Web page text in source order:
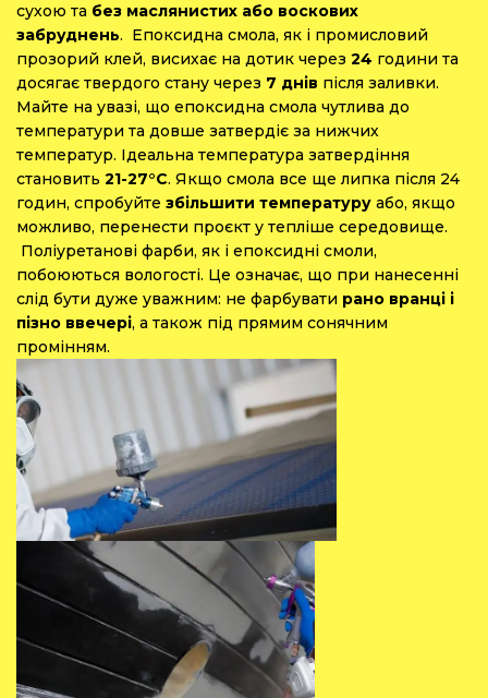
сухою та без маслянистих або воскових
забруднень. Епоксидна смола, як і промисловий
прозорий клей, висихає на дотик через 24 години та
досягає твердого стану через 7 днів після заливки.
Майте на увазі, що епоксидна смола чутлива до
температури та довше затвердіє за нижчих
температур. Ідеальна температура затвердіння
становить 21-27°C. Якщо смола все ще липка після 24
годин, спробуйте збільшити температуру або, якщо
можливо, перенести проєкт у тепліше середовище.
Поліуретанові фарби, як і епоксидні смоли,
побоюються вологості. Це означає, що при нанесенні
слід бути дуже уважним: не фарбувати рано вранці і
пізно ввечері, а також під прямим сонячним
промінням.